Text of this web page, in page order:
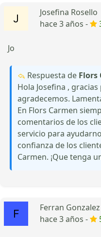
Josefina Rosello
hace 3 años -
Jo
Respuesta de Flors
Hola Josefina ,
agradecemos.
En Flors Carmen
comentarios de los
servicio para
confianza de los
Carmen. ¡Que tenga
Ferran Gonzalez
hace 3 años -